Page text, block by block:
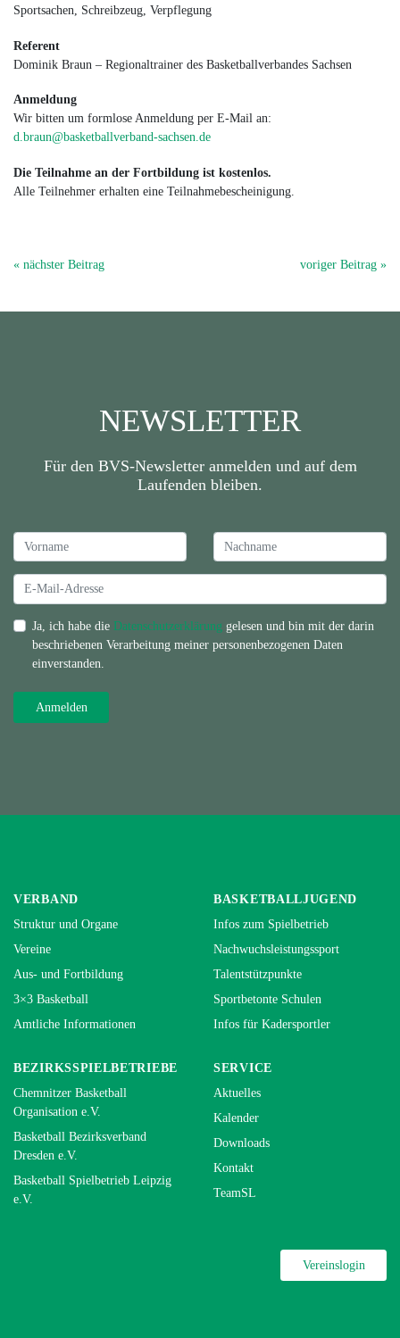
Sportsachen, Schreibzeug, Verpflegung
Referent
Dominik Braun – Regionaltrainer des Basketballverbandes Sachsen
Anmeldung
Wir bitten um formlose Anmeldung per E-Mail an:
d.braun@basketballverband-sachsen.de
Die Teilnahme an der Fortbildung ist kostenlos.
Alle Teilnehmer erhalten eine Teilnahmebescheinigung.
« nächster Beitrag voriger Beitrag »
NEWSLETTER
Für den BVS-Newsletter anmelden und auf dem
Laufenden bleiben.
Ja, ich habe die Datenschutzerklärung gelesen und bin mit der darin
beschriebenen Verarbeitung meiner personenbezogenen Daten
einverstanden.
VERBAND
Struktur und Organe
Vereine
Aus- und Fortbildung
3×3 Basketball
Amtliche Informationen
BASKETBALLJUGEND
Infos zum Spielbetrieb
Nachwuchsleistungssport
Talentstützpunkte
Sportbetonte Schulen
Infos für Kadersportler
BEZIRKSSPIELBETRIEBE
Chemnitzer Basketball
Organisation e.V.
Basketball Bezirksverband
Dresden e.V.
Basketball Spielbetrieb Leipzig
e.V.
SERVICE
Aktuelles
Kalender
Downloads
Kontakt
TeamSL
Vereinslogin